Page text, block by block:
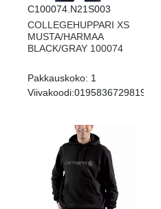
C100074.N21S003
COLLEGEHUPPARI XS
MUSTA/HARMAA
BLACK/GRAY 100074
Pakkauskoko: 1
Viivakoodi:0195836729819